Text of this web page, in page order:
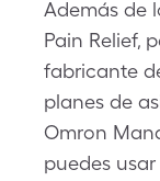
Además de
Pain Relief,
fabricante
planes de
Omron
puedes